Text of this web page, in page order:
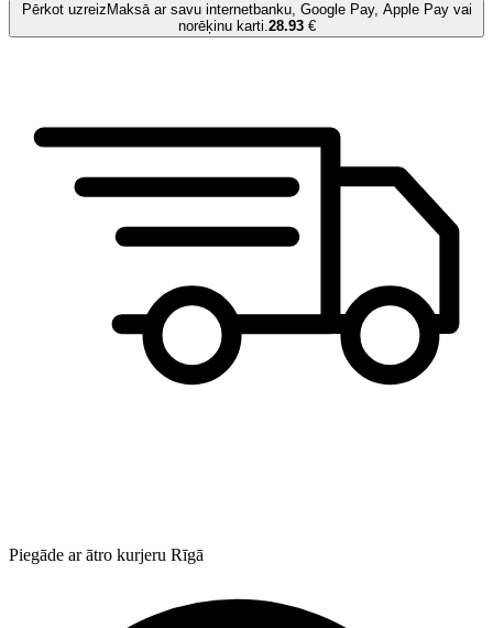
Pērkot uzreiz Maksā ar savu internetbanku, Google Pay, Apple Pay vai
norēķinu karti.28.93€
Piegāde ar ātro kurjeru Rīgā